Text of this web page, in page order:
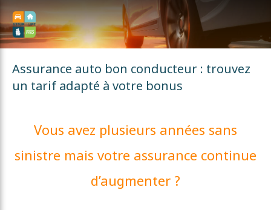
Assurance auto bon conducteur : trouvez
un tarif adapté à votre bonus
Vous avez plusieurs années sans
sinistre mais votre assurance continue
d’augmenter ?